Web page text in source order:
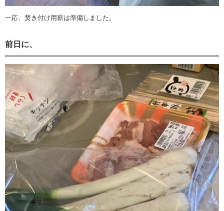
一応、焚き付け用薪は準備しました。
前日に、